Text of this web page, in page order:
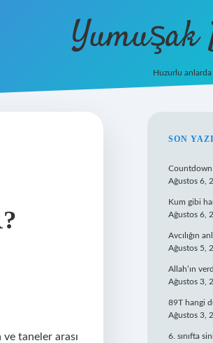
Yumuşak
Huzurlu
taneler arası
SON
Countdown
Ağustos 6,
Kum gibi
Ağustos 6,
Avcılığın
Ağustos 5,
Allah’ın
Ağustos 3,
89T hangi
Ağustos 3,
6. sınıfta